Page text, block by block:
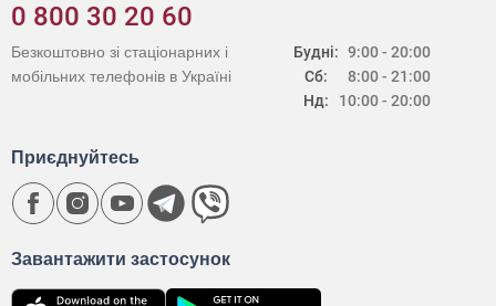
0 800 30 20 60
Будні:
Сб:
Нд:
9:00 - 20:00
8:00 - 21:00
10:00 - 20:00
Безкоштовно зі стаціонарних і
мобільних телефонів в Україні
Завантажити застосунок
Приєднуйтесь